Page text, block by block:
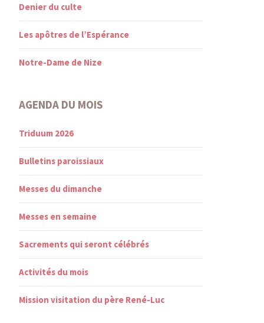
Denier du culte
Les apôtres de l’Espérance
Notre-Dame de Nize
AGENDA DU MOIS
Triduum 2026
Bulletins paroissiaux
Messes du dimanche
Messes en semaine
Sacrements qui seront célébrés
Activités du mois
Mission visitation du père René-Luc